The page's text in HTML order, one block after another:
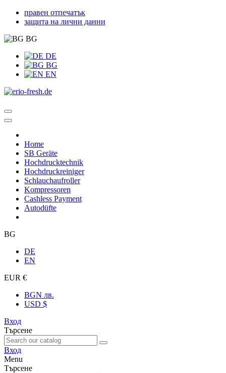
правен отпечатък
защита на лични данни
BG
DE
BG
EN
Home
SB Geräte
Hochdrucktechnik
Hochdruckreiniger
Schlauchaufroller
Kompressoren
Cashless Payment
Autodüfte
BG
DE
EN
EUR €
BGN лв.
USD $
Вход
Търсене
Вход
Menu
Търсене